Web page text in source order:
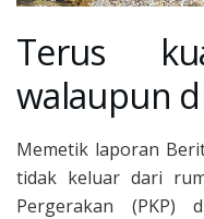
Terus
walaupun
Memetik laporan
tidak keluar dari
Pergerakan (PKP)